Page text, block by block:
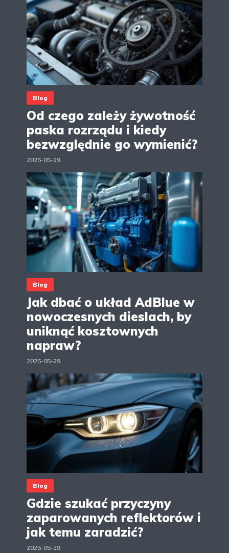
Blog
Od czego zależy żywotność
paska rozrządu i kiedy
bezwzględnie go wymienić?
2025-05-29
Blog
Jak dbać o układ AdBlue w
nowoczesnych dieslach, by
uniknąć kosztownych
napraw?
2025-05-29
Blog
Gdzie szukać przyczyny
zaparowanych reflektorów i
jak temu zaradzić?
2025-05-29